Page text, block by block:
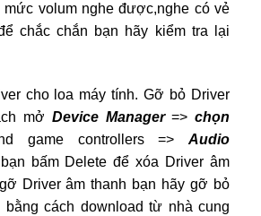
volum nghe được,nghe có vẻ
chắc chắn bạn hãy kiểm tra lại
cho loa máy tính. Gỡ bỏ Driver
mở Device Manager=> chọn
game controllers => Audio
bấm Delete để xóa Driver âm
Driver âm thanh bạn hãy gỡ bỏ
cách download từ nhà cung